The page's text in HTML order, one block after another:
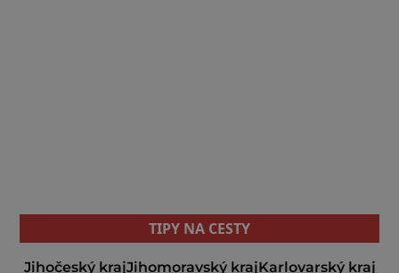
TIPY NA CESTY
Jihočeský krajJihomoravský krajKarlovarský kraj